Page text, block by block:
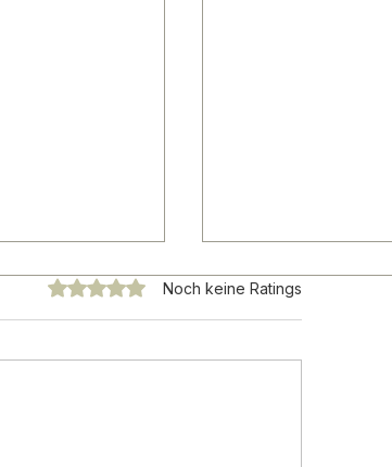
Mit 0 von 5 Sternen bewertet.
Noch keine Ratings